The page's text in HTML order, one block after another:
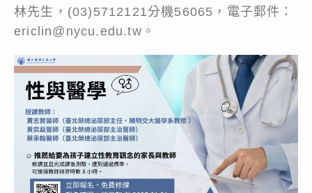
林先生，(03)5712121分機56065，電子郵件：
ericlin@nycu.edu.tw。